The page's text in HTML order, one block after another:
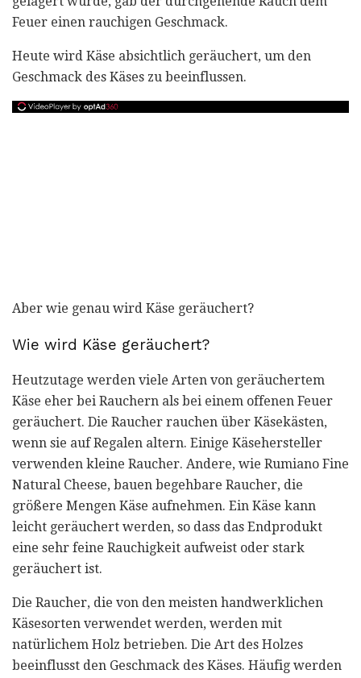
Feuer einen rauchigen Geschmack.
Heute wird Käse absichtlich geräuchert, um den
Geschmack des Käses zu beeinflussen.
Aber wie genau wird Käse geräuchert?
Wie wird Käse geräuchert?
Heutzutage werden viele Arten von geräuchertem
Käse eher bei Rauchern als bei einem offenen Feuer
geräuchert. Die Raucher rauchen über Käsekästen,
wenn sie auf Regalen altern. Einige Käsehersteller
verwenden kleine Raucher. Andere, wie Rumiano Fine
Natural Cheese, bauen begehbare Raucher, die
größere Mengen Käse aufnehmen. Ein Käse kann
leicht geräuchert werden, so dass das Endprodukt
eine sehr feine Rauchigkeit aufweist oder stark
geräuchert ist.
Die Raucher, die von den meisten handwerklichen
Käsesorten verwendet werden, werden mit
natürlichem Holz betrieben. Die Art des Holzes
beeinflusst den Geschmack des Käses. Häufig werden